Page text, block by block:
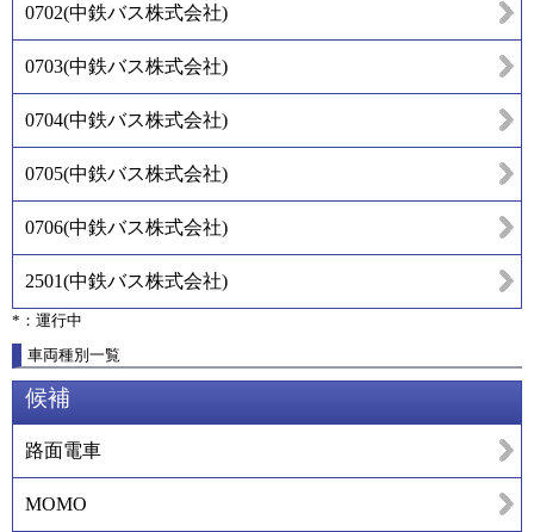
0702(中鉄バス株式会社)
0703(中鉄バス株式会社)
0704(中鉄バス株式会社)
0705(中鉄バス株式会社)
0706(中鉄バス株式会社)
2501(中鉄バス株式会社)
*：運行中
車両種別一覧
候補
路面電車
MOMO